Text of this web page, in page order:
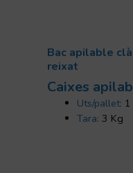
Bac apilable
reixat
Caixes
Uts/pallet: 1
Tara: 3 Kg